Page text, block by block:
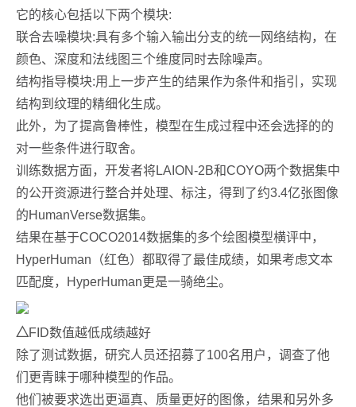
它的核心包括以下两个模块:
联合去噪模块:具有多个输入输出分支的统一网络结构，在
颜色、深度和法线图三个维度同时去除噪声。
结构指导模块:用上一步产生的结果作为条件和指引，实现
结构到纹理的精细化生成。
此外，为了提高鲁棒性，模型在生成过程中还会选择的的
对一些条件进行取舍。
训练数据方面，开发者将LAION-2B和COYO两个数据集中
的公开资源进行整合并处理、标注，得到了约3.4亿张图像
的HumanVerse数据集。
结果在基于COCO2014数据集的多个绘图模型横评中，
HyperHuman（红色）都取得了最佳成绩，如果考虑文本
匹配度，HyperHuman更是一骑绝尘。
△FID数值越低成绩越好
除了测试数据，研究人员还招募了100名用户，调查了他
们更青睐于哪种模型的作品。
他们被要求选出更逼真、质量更好的图像，结果和另外多